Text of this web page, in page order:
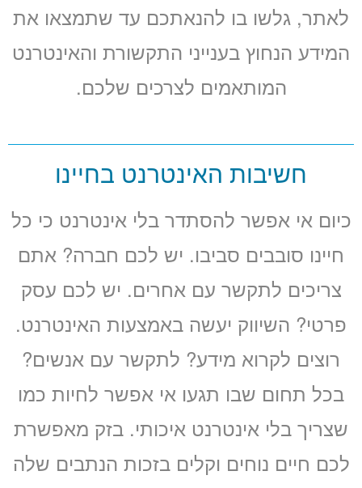
לאתר, גלשו בו להנאתכם עד שתמצאו את
המידע הנחוץ בענייני התקשורת והאינטרנט
המותאמים לצרכים שלכם.
חשיבות האינטרנט בחיינו
כיום אי אפשר להסתדר בלי אינטרנט כי כל
חיינו סובבים סביבו. יש לכם חברה? אתם
צריכים לתקשר עם אחרים. יש לכם עסק
פרטי? השיווק יעשה באמצעות האינטרנט.
רוצים לקרוא מידע? לתקשר עם אנשים?
בכל תחום שבו תגעו אי אפשר לחיות כמו
שצריך בלי אינטרנט איכותי. בזק מאפשרת
לכם חיים נוחים וקלים בזכות הנתבים שלה